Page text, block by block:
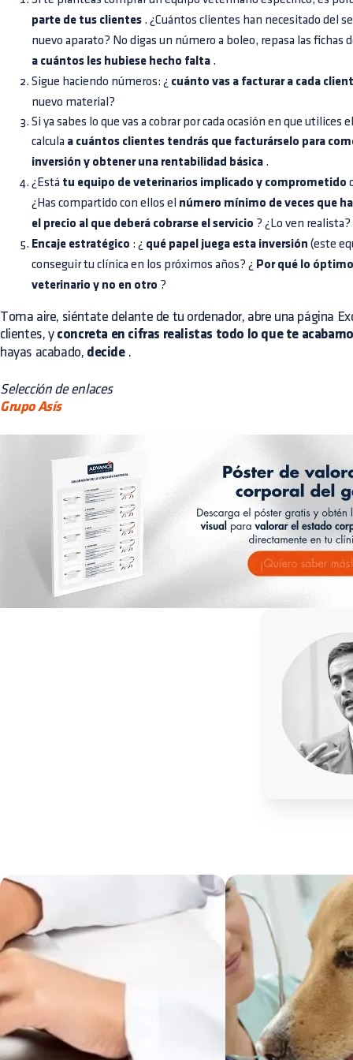
parte de tus clientes . ¿Cuántos clientes han necesitado del
nuevo aparato? No digas un número a boleo, repasa las
a cuántos les hubiese hecho falta .
Sigue haciendo números: ¿ cuánto vas a facturar a cada
nuevo material?
Si ya sabes lo que vas a cobrar por cada ocasión en que
calcula a cuántos clientes tendrás que facturárselo para
inversión y obtener una rentabilidad básica .
¿Está tu equipo de veterinarios implicado y comprometido
¿Has compartido con ellos el número mínimo de veces que
el precio al que deberá cobrarse el servicio ? ¿Lo ven realista?
Encaje estratégico : ¿ qué papel juega esta inversión (este
conseguir tu clínica en los próximos años? ¿ Por qué lo
veterinario y no en otro ?
Toma aire, siéntate delante de tu ordenador, abre una página
clientes, y concreta en cifras realistas todo lo que te
hayas acabado, decide.
Selección de enlaces
Grupo Asís